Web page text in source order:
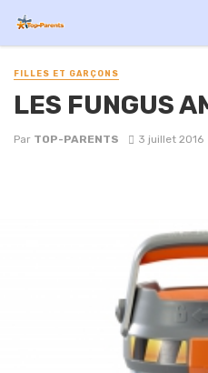
FILLES ET GARÇONS
LES FUNGUS
Par TOP-PARENTS 3 juillet 2016